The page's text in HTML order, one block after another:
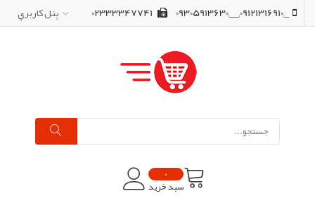
_,09121316910,__,09305913630 پنل کاربري
0
سبد خرید